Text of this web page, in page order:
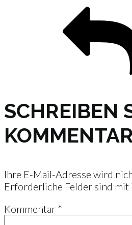
SCHREIBEN
KOMMENTAR
Ihre E-Mail-Adresse wird
Erforderliche Felder sind mit
Kommentar *